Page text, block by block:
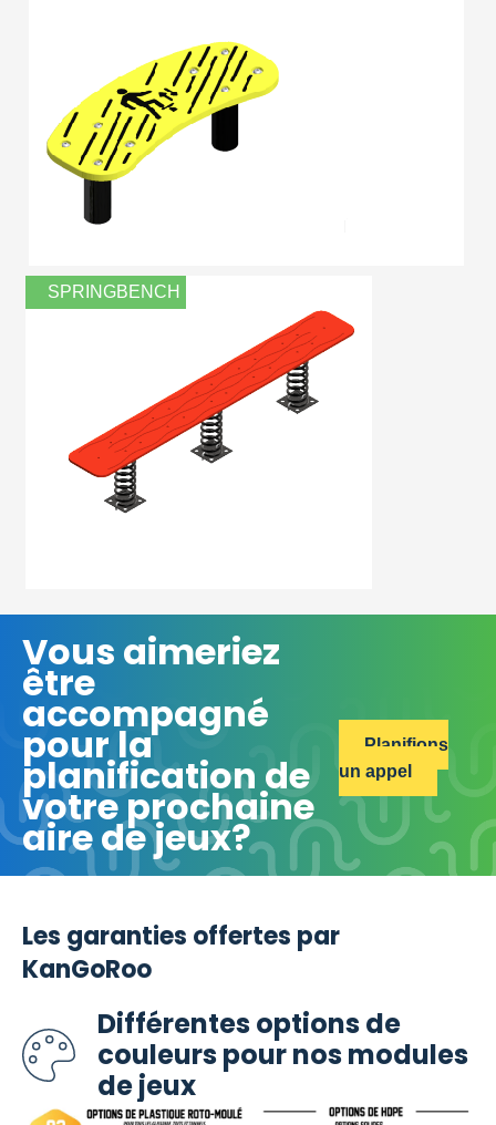
SPRINGBENCH
Vous aimeriez
être
accompagné
pour la
planification de
votre prochaine
aire de jeux?
Planifions
un appel
Les garanties offertes par
KanGoRoo
Différentes options de
couleurs pour nos modules
de jeux